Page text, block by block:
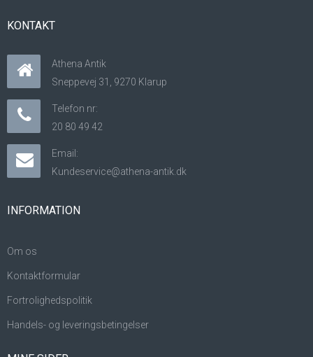
KONTAKT
Athena Antik
Sneppevej 31, 9270 Klarup
Telefon nr:
20 80 49 42
Email:
Kundeservice@athena-antik.dk
INFORMATION
Om os
Kontaktformular
Fortrolighedspolitik
Handels- og leveringsbetingelser